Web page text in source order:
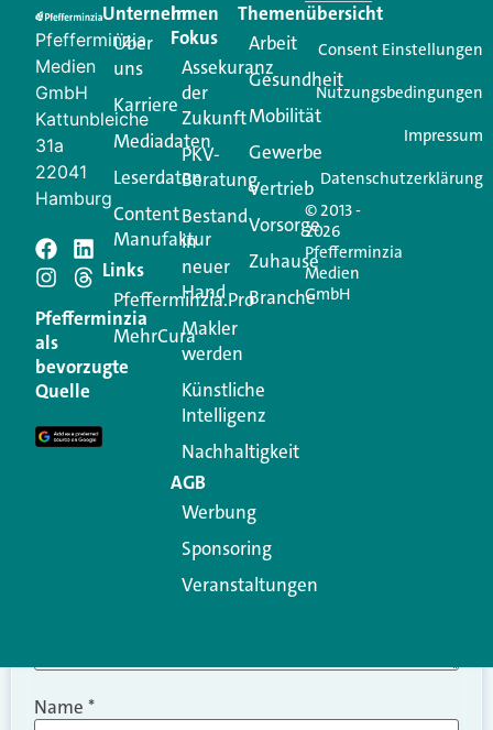
Creator für Ihre Kundenkommunikation. Alles, was
Ihren Vertriebsalltag leichter macht. Mit nur einem
Login.
Jetzt anmelden
Schreiben Sie einen
Kommentar
Ihre E-Mail-Adresse wird nicht veröffentlicht.
Erforderliche Felder sind mit
Kommentar
Name *
Pfefferminzia
Medien
GmbH
Kattunbleiche
31a
22041
Hamburg
Pfefferminzia
als
bevorzugte
Quelle
Unternehmen
Über
uns
Karriere
Mediadaten
Leserdaten
Content
Manufaktur
Links
Pfefferminzia.Pro
MehrCura
Im
Fokus
Assekuranz
der
Zukunft
PKV-
Beratung
Bestand
in
neuer
Hand
Makler
werden
Künstliche
Intelligenz
Nachhaltigkeit
AGB
Werbung
Sponsoring
Veranstaltungen
Themenübersicht
Arbeit
Gesundheit
Mobilität
Gewerbe
Vertrieb
Vorsorge
Zuhause
Branche
© 2013 -
2026
Pfefferminzia
Medien
GmbH
Consent Einstellungen
Nutzungsbedingungen
Impressum
Datenschutzerklärung